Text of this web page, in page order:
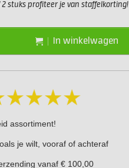
2 stuks profiteer je van staffelkorting!
In winkelwagen
assortiment!
je wilt, vooraf of achteraf
vanaf € 100,00